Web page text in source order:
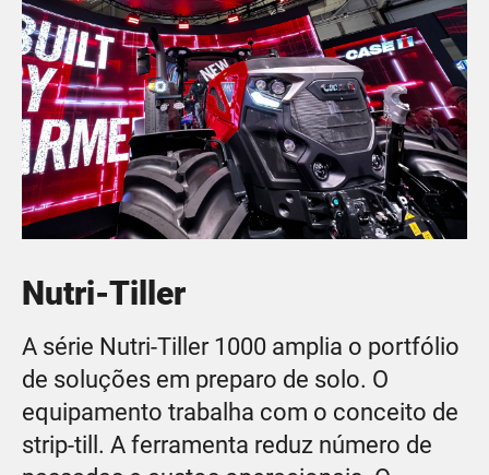
Nutri-Tiller
A série Nutri-Tiller 1000 amplia o portfólio
de soluções em preparo de solo. O
equipamento trabalha com o conceito de
strip-till. A ferramenta reduz número de